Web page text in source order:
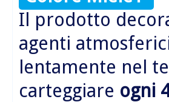
Il prodotto
agenti
lentamente nel
carteggiare ogni